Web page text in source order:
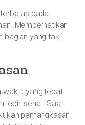
pada
Memperhatikan
bagian yang tak
waktu yang tepat
lebih sehat. Saat
pemangkasan